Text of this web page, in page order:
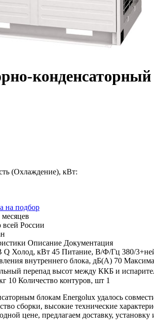
(Охлаждение), кВт:
на подбор
России
Описание Документация
Q Холод, кВт 45 Питание, В/Ф/Гц 380/
внутреннего блока, дБ(А) 70
перепад высот между ККБ и
10 Количество контуров, шт 1
блокам Energolux удалось
сборки, высокие технические
цене, предлагаем доставку,